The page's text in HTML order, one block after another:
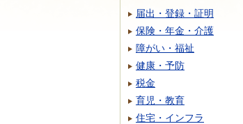
届出・登録・証明
保険・年金・介護
障がい・福祉
健康・予防
税金
育児・教育
住宅・インフラ